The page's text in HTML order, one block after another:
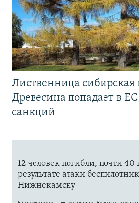
Лиственница сибирская
Древесина попадает в ЕС
санкций